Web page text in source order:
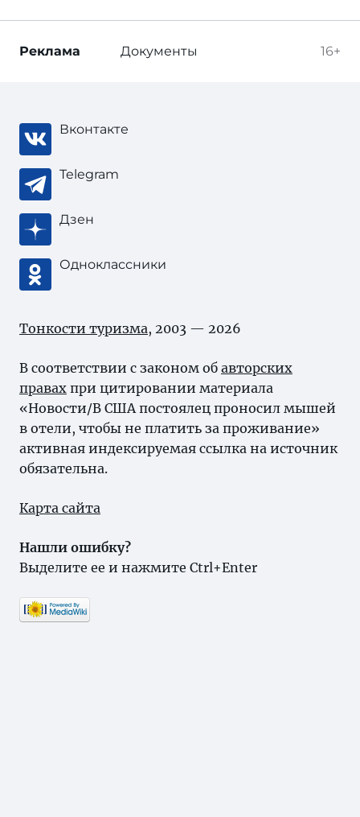
16+
Реклама Документы
Вконтакте
Telegram
Дзен
Одноклассники
Тонкости туризма, 2003 — 2026
В соответствии с законом об авторских
правах при цитировании материала
«Новости/В США постоялец проносил мышей
в отели, чтобы не платить за проживание»
активная индексируемая ссылка на источник
обязательна.
Карта сайта
Нашли ошибку?
Выделите ее и нажмите Ctrl+Enter